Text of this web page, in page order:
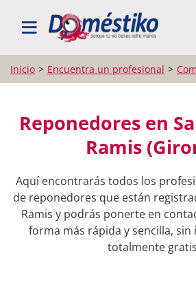
BUSCAR PROFESIONALES
Inicio Encuentra un profesional
Reponedores en
Ramis
Aquí encontrarás todos los
de reponedores que están
Ramis y podrás ponerte en
forma más rápida y sencilla,
totalmente